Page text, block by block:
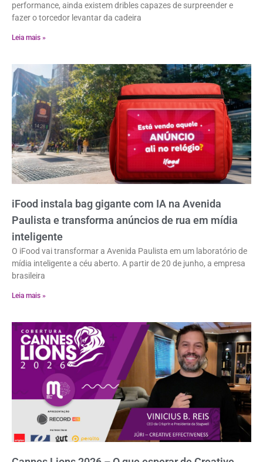
performance, ainda existem dribles capazes de surpreender e
fazer o torcedor levantar da cadeira
Leia mais »
iFood instala bag gigante com IA na Avenida
Paulista e transforma anúncios de rua em mídia
inteligente
O iFood vai transformar a Avenida Paulista em um laboratório de
mídia inteligente a céu aberto. A partir de 20 de junho, a empresa
brasileira
Leia mais »